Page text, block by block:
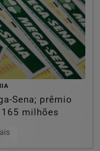
Sena; prêmio
milhões